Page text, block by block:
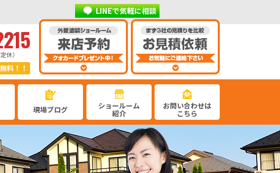
LINEで気軽に相談
休）
料！！
現場ブログ
ショールーム
紹介
お問い合わせは
こちら